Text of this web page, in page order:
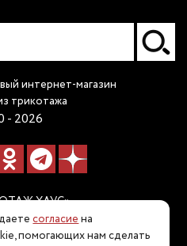
интернет-магазин
трикотажа
- 2026
ХАУС»
даетесогласие на
помогающих нам сделать